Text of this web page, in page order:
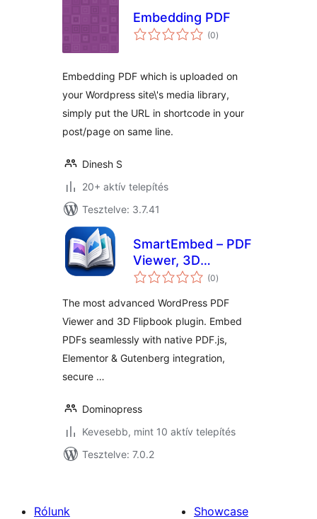
Embedding PDF
(0értékelés
összesen
)
Embedding PDF which is uploaded on
your Wordpress site\'s media library,
simply put the URL in shortcode in your
post/page on same line.
Dinesh S
20+ aktív telepítés
Tesztelve: 3.7.41
SmartEmbed – PDF
Viewer, 3D
Flipbook, and
Embedder
(0értékelés
összesen
)
The most advanced WordPress PDF
Viewer and 3D Flipbook plugin. Embed
PDFs seamlessly with native PDF.js,
Elementor & Gutenberg integration,
secure …
Dominopress
Kevesebb, mint 10 aktív telepítés
Tesztelve: 7.0.2
Rólunk
Showcase